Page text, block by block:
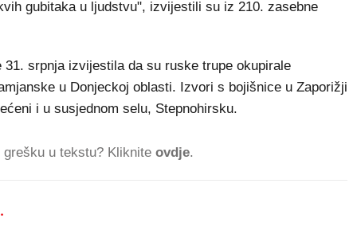
gubitaka u ljudstvu", izvijestili su iz 210. zasebne
srpnja izvijestila da su ruske trupe okupirale
u Donjeckoj oblasti. Izvori s bojišnice u Zaporižji
i u susjednom selu, Stepnohirsku.
u tekstu? Kliknite ovdje.